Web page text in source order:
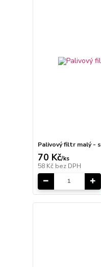
Palivový filtr malý -
70 Kč/ks
58 Kč bez DPH